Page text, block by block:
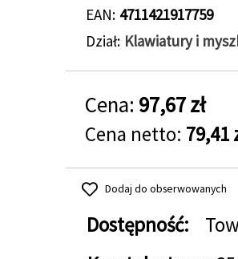
EAN 4711421917759
Dział Klawiatury i
Cena: 97,67 zł
Cena netto: 79,41
Dodaj do obserwowanych
Dostępność: